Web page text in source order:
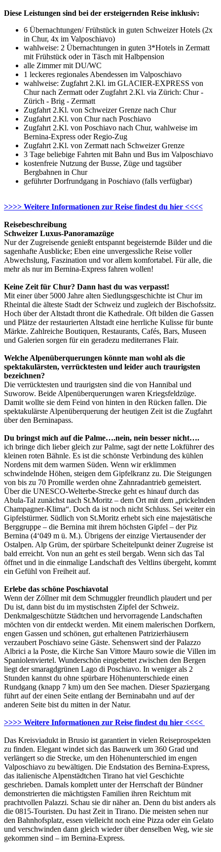
Diese Leistungen sind bei der ersteigernden Reise inklusiv:
6 Übernachtungen/ Frühstück in guten Schweizer Hotels (2x
in Chur, 4x im Valposchiavo)
wahlweise: 2 Übernachtungen in guten 3*Hotels in Zermatt
mit Frühstück oder in Täsch mit Halbpension
alle Zimmer mit DU/WC
1 leckeres regionales Abendessen im Valposchiavo
wahlweise: Zugfahrt 2.Kl. im GLACIER-EXPRESS von
Chur nach Zermatt oder Zugfahrt 2.Kl. via Zürich: Chur -
Zürich - Brig - Zermatt
Zugfahrt 2.Kl. von Schweizer Grenze nach Chur
Zugfahrt 2.Kl. von Chur nach Poschiavo
Zugfahrt 2.Kl. von Poschiavo nach Chur, wahlweise im
Bernina-Express oder Regio-Zug
Zugfahrt 2.Kl. von Zermatt nach Schweizer Grenze
3 Tage beliebige Fahrten mit Bahn und Bus im Valposchiavo
kostenfreie Nutzung der Busse, Züge und tagsüber
Bergbahnen in Chur
geführter Dorfrundgang in Poschiavo (falls verfügbar)
>>>> Weitere Informationen zur Reise findest du hier <<<<
Reisebeschreibung
Schweizer Luxus-Panoramazüge
Nur der Zugreisende genießt entspannt begeisternde Bilder und die
sagenhafte Ausblicke; Eben eine unvergessliche Reise voller
Abwechslung, Faszination und vor allem komfortabel. Für alle, die
mehr als nur im Bernina-Express fahren wollen!
Keine Zeit für Chur? Dann hast du was verpasst!
Mit einer über 5000 Jahre alten Siedlungsgeschichte ist Chur im
Rheintal die älteste Stadt der Schweiz und zugleich der Bischofssitz.
Hoch über der Altstadt thront die Kathedrale. Oft bilden die Gassen
und Plätze der restaurierten Altstadt eine herrliche Kulisse für bunte
Märkte. Zahlreiche Boutiquen, Restaurants, Cafés, Bars, Museen
und Galerien sorgen für ein geradezu mediterranes Flair.
Welche Alpenüberquerungen könnte man wohl als die
spektakulärsten, verrücktesten und leider auch traurigsten
bezeichnen?
Die verrücktesten und traurigsten sind die von Hannibal und
Suworow. Beide Alpenüberquerungen waren Kriegsfeldzüge.
Damit wollte sie dem Feind von hinten in den Rücken fallen. Die
spektakulärste Alpenüberquerung der heutigen Zeit ist die Zugfahrt
über den Berninapass.
Du bringst mich auf die Palme….nein, nein besser nicht….
ich bringe dich lieber gleich zur Palme, sagt der nette Lokführer des
kleinen roten Bähnle. Es ist die schönste Verbindung des kühlen
Nordens mit dem warmen Süden. Wenn wir erklimmen
schwindelnde Höhen, steigen dem Gipfelkranz zu. Die Steigungen
von bis zu 70 Promille werden ohne Zahnradantrieb gemeistert.
Über die UNESCO-Welterbe-Strecke geht es hinauf durch das
Abula-Tal zunächst nach St.Moritz – dem Ort mit dem „prickelnden
Champagner-Klima“. Doch da ist noch nicht Schluss. Sei weiter ein
Gipfelstürmer. Südlich von St.Moritz erhebt sich eine majestätische
Berggruppe – die Bernina mit ihrem höchsten Gipfel – der Piz
Bernina (4‘049 m ü. M.). Übrigens der einzige Viertausender der
Ostalpen. Alp Grüm, der spürbare Scheitelpunkt deiner Zugreise ist
bald erreicht. Von nun an geht es steil bergab. Wenn sich das Tal
öffnet und in die einmalige Landschaft des Veltlins übergeht, kommt
ein Gefühl von Freiheit auf.
Erlebe das schöne Poschiavotal
Wenn der Zöllner mit dem Schmuggler freundlich plaudert und per
Du ist, dann bist du im mystischsten Zipfel der Schweiz.
Denkmalgeschützte Städtchen und hervorragende Landschaften
möchten von dir entdeckt werden. Mit einem malerischen Dorfkern,
engen Gassen und schönen, gut erhaltenen Patrizierhäusern
verzaubert Poschiavo seine Gäste. Sehenswert sind der Palazzo
Albrici a la Poste, die Kirche San Vittore Mauro sowie die Villen im
Spaniolenviertel. Wunderschön eingebettet zwischen den Bergen
liegt der smaragdgrünen Lago di Poschiavo. In weniger als 2
Stunden kannst du ohne spürbare Höhenunterschiede einen
Rundgang (knapp 7 km) um den See machen. Dieser Spaziergang
führt auf der einen Seite entlang der Berninabahn und auf der
anderen Seite bist du mitten in der Natur.
>>>> Weitere Informationen zur Reise findest du hier <<<<
Das Kreisviadukt in Brusio ist garantiert in vielen Reiseprospekten
zu finden. Elegant windet sich das Bauwerk um 360 Grad und
verlängert so die Strecke, um den Höhenunterschied im engen
Valposchiavo zu bewältigen. Die Endstation des Bernina-Express,
das italienische Alpenstädtchen Tirano hat viel Geschichte
geschrieben. Damals komplett unter der Herrschaft der Bündner
demonstrierten die mächtigsten Familien ihren Reichtum mit
prachtvollen Palazzi. Schau sie dir näher an. Denn du bist anders als
die 0815-Touristen. Du hast Zeit in Tirano. Die meisten sehen nur
den Bahnhofsplatz, essen vielleicht noch eine Pizza oder ein Gelato
und verschwinden dann gleich wieder über denselben Weg, wie sie
gekommen sind – im Bernina-Express.